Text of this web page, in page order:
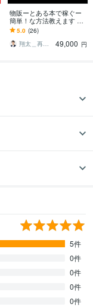
物販ーとある本で稼ぐー
簡単！な方法教えます 現
在の本の知識、年齢、性
別全て関係なし！初心者
でも大丈夫！
5.0 (26)
翔太＿再現性重視のトレカ物販
49,000 円
5件
0件
0件
0件
0件